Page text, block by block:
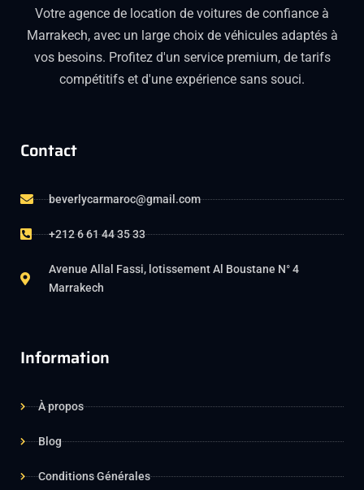
Votre agence de location de voitures de confiance à
Marrakech, avec un large choix de véhicules adaptés à
vos besoins. Profitez d'un service premium, de tarifs
compétitifs et d'une expérience sans souci.
Contact
beverlycarmaroc@gmail.com
+212 6 61 44 35 33
Avenue Allal Fassi, lotissement Al Boustane N° 4
Marrakech
Information
À propos
Blog
Conditions Générales